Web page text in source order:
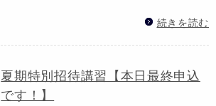
続きを読む
夏期特別招待講習【本日最終申込
です！】